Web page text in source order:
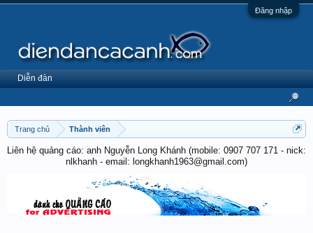
Đăng nhập
Trang chủ Thành viên
Liên hệ quảng cáo: anh Nguyễn Long Khánh (mobile: 0907 707 171 - nick:
nlkhanh - email: longkhanh1963@gmail.com)
Diễn đàn